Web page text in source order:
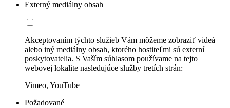
Externý mediálny obsah
Akceptovaním týchto služieb Vám môžeme zobraziť videá
alebo iný mediálny obsah, ktorého hostiteľmi sú externí
poskytovatelia. S Vaším súhlasom používame na tejto
webovej lokalite nasledujúce služby tretích strán:
Vimeo, YouTube
Požadované